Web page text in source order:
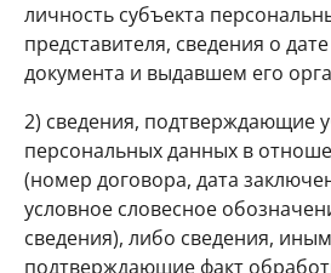
личность субъекта
представителя, сведения о
документа и выдавшем его
2) сведения, подтверждающие
персональных данных в
(номер договора, дата
условное словесное
сведения), либо сведения,
подтверждающие факт